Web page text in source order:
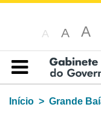
A A A
Índice
Início
Grande